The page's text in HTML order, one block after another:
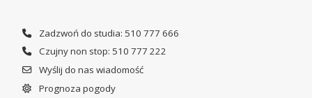
Zadzwoń do studia: 510 777 666
Czujny non stop: 510 777 222
Wyślij do nas wiadomość
Prognoza pogody